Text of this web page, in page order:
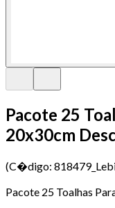
Pacote 25
20x30cm
(C�digo:
Pacote 25 Toalhas